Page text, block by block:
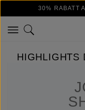
Zum Hauptinhalt
30% RABATT
HIGHLIGHTS